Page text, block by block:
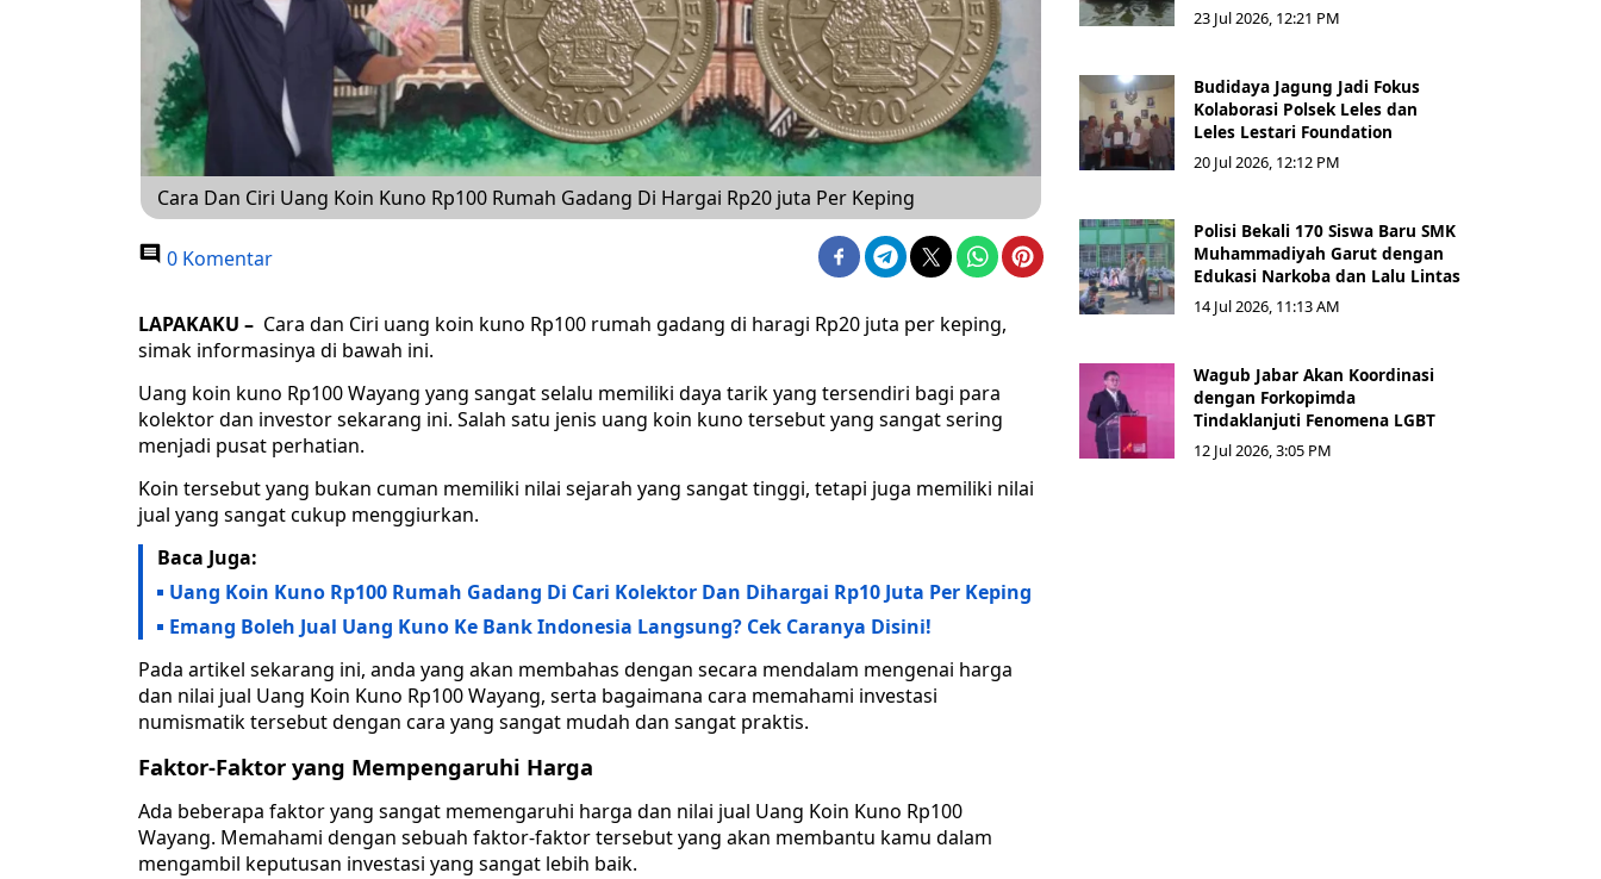
Cara Dan Ciri Uang Koin Kuno Rp100 Rumah Gadang Di Hargai Rp20 juta Per Keping
0 Komentar
LAPAKAKU – Cara dan Ciri uang koin kuno Rp100 rumah gadang di haragi Rp20 juta per keping,
simak informasinya di bawah ini.
Uang koin kuno Rp100 Wayang yang sangat selalu memiliki daya tarik yang tersendiri bagi para
kolektor dan investor sekarang ini. Salah satu jenis uang koin kuno tersebut yang sangat sering
menjadi pusat perhatian.
Koin tersebut yang bukan cuman memiliki nilai sejarah yang sangat tinggi, tetapi juga memiliki nilai
jual yang sangat cukup menggiurkan.
Baca Juga:
Uang Koin Kuno Rp100 Rumah Gadang Di Cari Kolektor Dan Dihargai Rp10 Juta Per Keping
Emang Boleh Jual Uang Kuno Ke Bank Indonesia Langsung? Cek Caranya Disini!
Pada artikel sekarang ini, anda yang akan membahas dengan secara mendalam mengenai harga
dan nilai jual Uang Koin Kuno Rp100 Wayang, serta bagaimana cara memahami investasi
numismatik tersebut dengan cara yang sangat mudah dan sangat praktis.
Faktor-Faktor yang Mempengaruhi Harga
Ada beberapa faktor yang sangat memengaruhi harga dan nilai jual Uang Koin Kuno Rp100
Wayang. Memahami dengan sebuah faktor-faktor tersebut yang akan membantu kamu dalam
mengambil keputusan investasi yang sangat lebih baik.
23 Jul 2026, 12:21 PM
Budidaya Jagung Jadi Fokus
Kolaborasi Polsek Leles dan
Leles Lestari Foundation
20 Jul 2026, 12:12 PM
Polisi Bekali 170 Siswa Baru SMK
Muhammadiyah Garut dengan
Edukasi Narkoba dan Lalu Lintas
14 Jul 2026, 11:13 AM
Wagub Jabar Akan Koordinasi
dengan Forkopimda
Tindaklanjuti Fenomena LGBT
12 Jul 2026, 3:05 PM